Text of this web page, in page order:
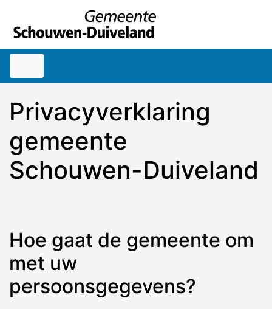
Naar hoofdinhoud
Privacyverklaring
gemeente
Schouwen-Duiveland
Hoe gaat de gemeente om
met uw
persoonsgegevens?